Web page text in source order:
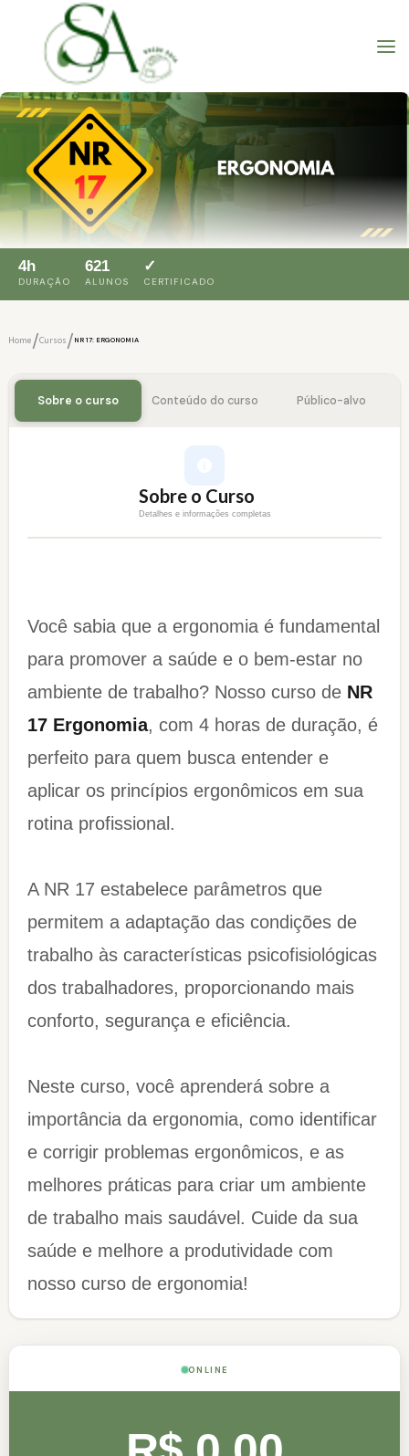
4h
DURAÇÃO
621
ALUNOS
✓
CERTIFICADO
Home/Cursos/ NR 17: ERGONOMIA
Sobre o curso Conteúdo do curso Público-alvo
Sobre o Curso
Detalhes e informações completas
Você sabia que a ergonomia é fundamental
para promover a saúde e o bem-estar no
ambiente de trabalho? Nosso curso de NR
17 Ergonomia, com 4 horas de duração, é
perfeito para quem busca entender e
aplicar os princípios ergonômicos em sua
rotina profissional.
A NR 17 estabelece parâmetros que
permitem a adaptação das condições de
trabalho às características psicofisiológicas
dos trabalhadores, proporcionando mais
conforto, segurança e eficiência.
Neste curso, você aprenderá sobre a
importância da ergonomia, como identificar
e corrigir problemas ergonômicos, e as
melhores práticas para criar um ambiente
de trabalho mais saudável. Cuide da sua
saúde e melhore a produtividade com
nosso curso de ergonomia!
ONLINE